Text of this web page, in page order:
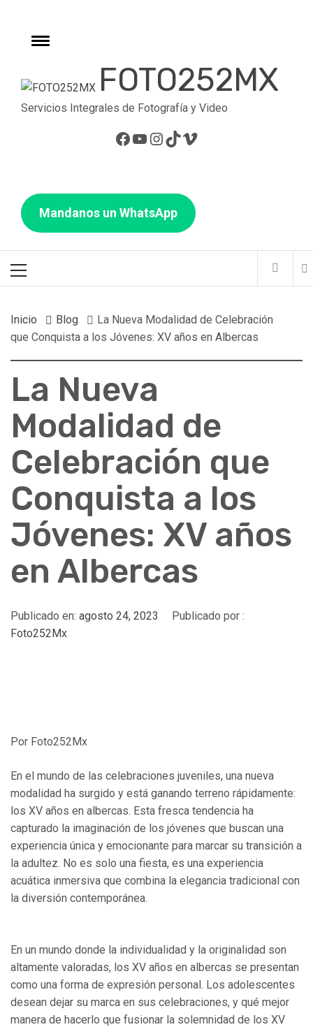
FOTO252MX
Servicios Integrales de Fotografía y Video
Mandanos un WhatsApp
Inicio Blog
La Nueva Modalidad de Celebración
que Conquista a los Jóvenes: XV años en Albercas
La Nueva
Modalidad de
Celebración que
Conquista a los
Jóvenes: XV años
en Albercas
Publicado en: agosto 24, 2023
Publicado por :
Foto252Mx
Por Foto252Mx
En el mundo de las celebraciones juveniles, una nueva
modalidad ha surgido y está ganando terreno rápidamente:
los XV años en albercas. Esta fresca tendencia ha
capturado la imaginación de los jóvenes que buscan una
experiencia única y emocionante para marcar su transición a
la adultez. No es solo una fiesta, es una experiencia
acuática inmersiva que combina la elegancia tradicional con
la diversión contemporánea.
En un mundo donde la individualidad y la originalidad son
altamente valoradas, los XV años en albercas se presentan
como una forma de expresión personal. Los adolescentes
desean dejar su marca en sus celebraciones, y qué mejor
manera de hacerlo que fusionar la solemnidad de los XV